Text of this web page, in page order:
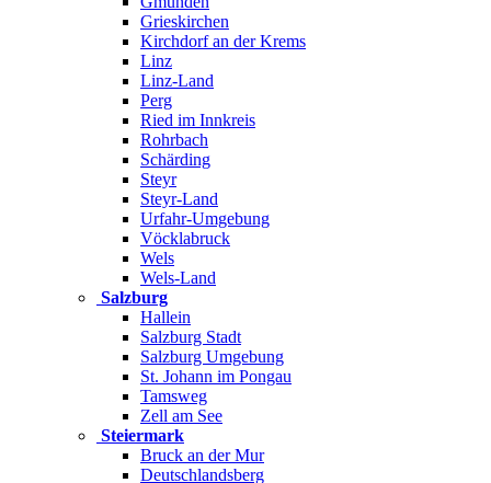
Grieskirchen
Kirchdorf an der Krems
Linz
Linz-Land
Perg
Ried im Innkreis
Rohrbach
Schärding
Steyr
Steyr-Land
Urfahr-Umgebung
Vöcklabruck
Wels
Wels-Land
Salzburg
Hallein
Salzburg Stadt
Salzburg Umgebung
St. Johann im Pongau
Tamsweg
Zell am See
Steiermark
Bruck an der Mur
Deutschlandsberg